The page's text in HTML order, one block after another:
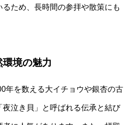
ため、長時間の参拝や散策にも
境の魅力
年を数える大イチョウや銀杏の古
夜泣き貝」と呼ばれる伝承と結び